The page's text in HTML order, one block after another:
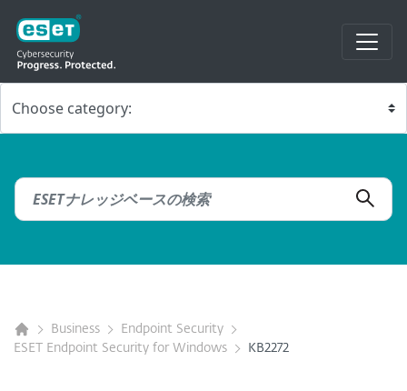
Business
Endpoint Security
ESET Endpoint Security for Windows
KB2272